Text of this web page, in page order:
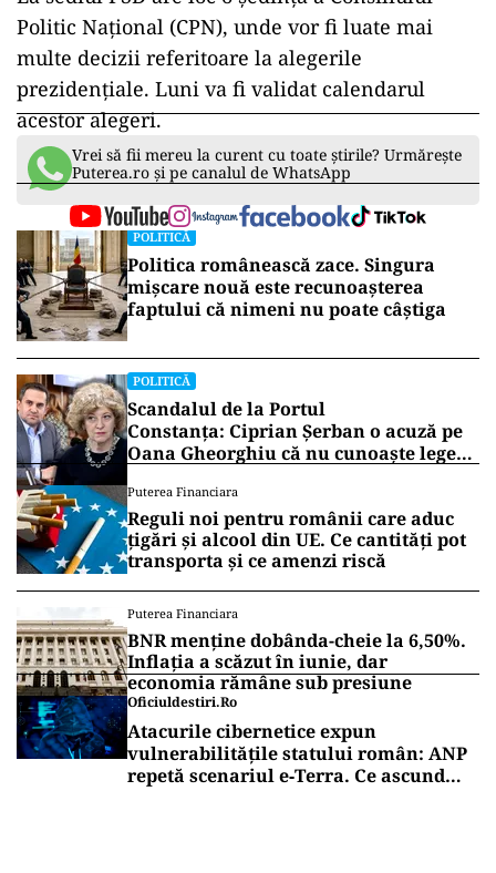
Politic Naţional (CPN), unde vor fi luate mai
multe decizii referitoare la alegerile
prezidențiale. Luni va fi validat calendarul
acestor alegeri.
Vrei să fii mereu la curent cu toate știrile? Urmărește
Puterea.ro și pe canalul de WhatsApp
POLITICĂ
Politica românească zace. Singura
mișcare nouă este recunoașterea
faptului că nimeni nu poate câștiga
POLITICĂ
Scandalul de la Portul
Constanța: Ciprian Șerban o acuză pe
Oana Gheorghiu că nu cunoaște legea
Puterea Financiara
Reguli noi pentru românii care aduc
țigări și alcool din UE. Ce cantități pot
transporta și ce amenzi riscă
Puterea Financiara
BNR menține dobânda-cheie la 6,50%.
Inflația a scăzut în iunie, dar
economia rămâne sub presiune
Oficiuldestiri.ro
Atacurile cibernetice expun
vulnerabilitățile statului român: ANP
repetă scenariul e‑Terra. Ce ascund